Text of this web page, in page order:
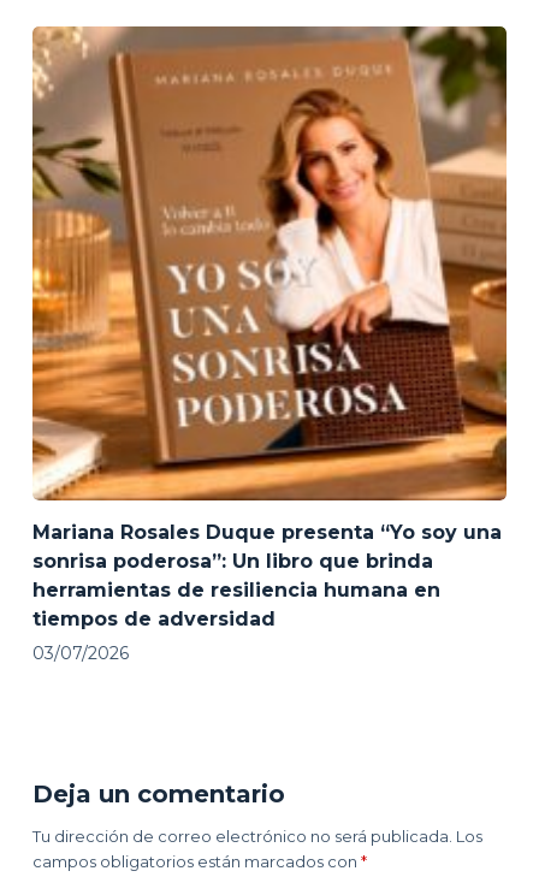
Mariana Rosales Duque presenta “Yo soy una
sonrisa poderosa”: Un libro que brinda
herramientas de resiliencia humana en
tiempos de adversidad
03/07/2026
Deja un comentario
Tu dirección de correo electrónico no será publicada. Los
campos obligatorios están marcados con *